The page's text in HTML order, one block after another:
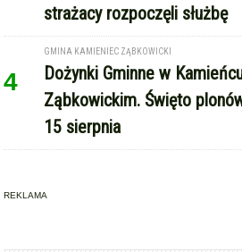
strażacy rozpoczęli służbę
4
GMINA KAMIENIEC ZĄBKOWICKI
Dożynki Gminne w
Ząbkowickim. Święto
15 sierpnia
REKLAMA